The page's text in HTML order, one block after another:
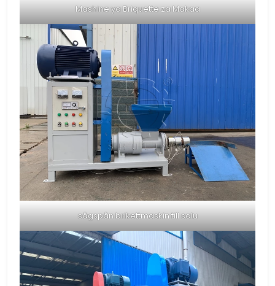
Mashine ya Briquette za Makaa
sågspån brikettmaskin till salu